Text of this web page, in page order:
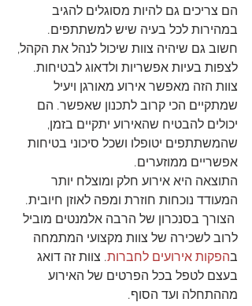
הם צריכים גם להיות מסוגלים להגיב
במהירות לכל בעיה שיש למשתתפים.
חשוב גם שיהיה צוות שיכול לנהל את הקהל,
לצפות בעיות אפשריות ולדאוג לבטיחות.
צוות הזה מאפשר אירוע מאורגן ויעיל
שמתקיים הכי קרוב לתכנון שאפשר. הם
יכולים להבטיח שהאירוע יתקיים בזמן,
שהמשתתפים יטופלו ושכל סיכוני בטיחות
אפשריים ממוזערים.
התוצאה היא אירוע חלק ומוצלח יותר
המעודד נוכחות חוזרת ומפה לאוזן חיובית.
הצורך בסנכרון של הרבה אלמנטים מוביל
לרוב לשכירה של צוות מקצועי המתמחה
בהפקות אירועים לחברות. צוות זה דואג
בעצם לטפל בכל הפרטים של האירוע
מההתחלה ועד הסוף.